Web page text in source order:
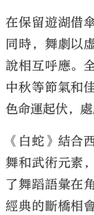
在保留遊湖借
同時，舞劇以
說相互呼應。
中秋等節氣和
色命運起伏，
《白蛇》結合
舞和武術元素
了舞蹈語彙在
經典的斷橋相